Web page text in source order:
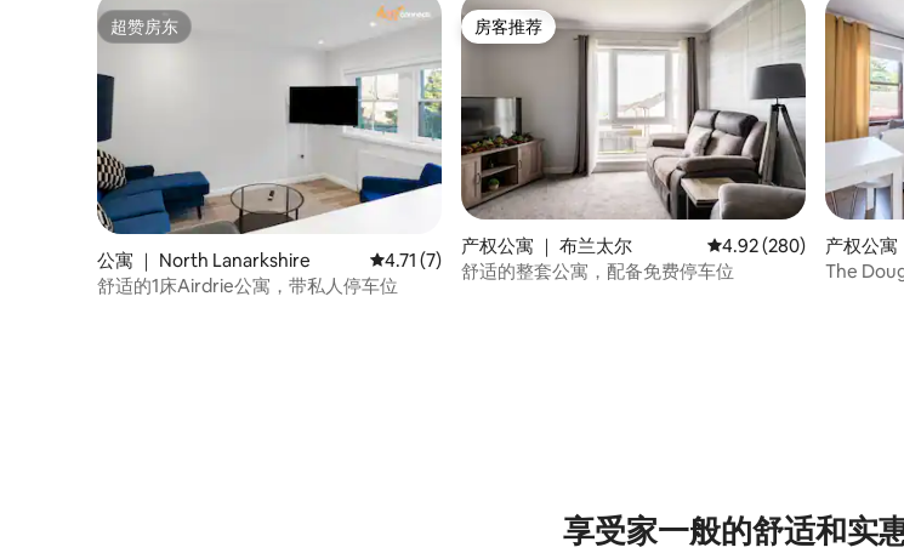
超赞房东
超赞房东
公寓 ｜ North Lanarkshire 平均评分 4.71 分（满分 5 分），共 7 条评价
4.71 (7)
舒适的1床Airdrie公寓，带私人停车位
房客推荐
房客推荐
产权公寓 ｜ 布兰太尔 平均评分 4.92 分（满分
4.92 (280)
舒适的整套公寓，配备免费停车位
产权公寓
The
享受家一般的舒适和实